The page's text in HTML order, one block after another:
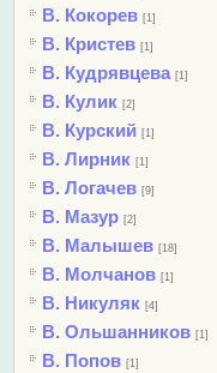
В. Кокорев [1]
В. Кристев [1]
В. Кудрявцева [1]
В. Кулик [2]
В. Курский [1]
В. Лирник [1]
В. Логачев [9]
В. Мазур [2]
В. Малышев [18]
В. Молчанов [1]
В. Никуляк [4]
В. Ольшанников [1]
В. Попов [1]